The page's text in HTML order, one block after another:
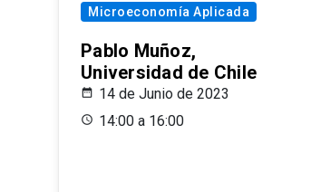
Microeconomía Aplicada
Pablo Muñoz,
Universidad de Chile
14 de Junio de 2023
14:00 a 16:00